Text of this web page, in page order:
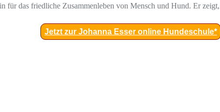
für das friedliche Zusammenleben von Mensch und Hund. Er
Jetzt zur Johanna Esser online Hundeschule*